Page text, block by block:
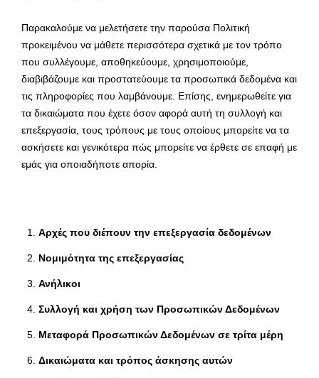
Παρακαλούμε να μελετήσετε την παρούσα Πολιτική
προκειμένου να μάθετε περισσότερα σχετικά με τον τρόπο
που συλλέγουμε, αποθηκεύουμε, χρησιμοποιούμε,
διαβιβάζουμε και προστατεύουμε τα προσωπικά δεδομένα και
τις πληροφορίες που λαμβάνουμε. Επίσης, ενημερωθείτε για
τα δικαιώματα που έχετε όσον αφορά αυτή τη συλλογή και
επεξεργασία, τους τρόπους με τους οποίους μπορείτε να τα
ασκήσετε και γενικότερα πώς μπορείτε να έρθετε σε επαφή με
εμάς για οποιαδήποτε απορία.
Αρχές που διέπουν την επεξεργασία δεδομένων
Νομιμότητα της επεξεργασίας
Ανήλικοι
Συλλογή και χρήση των Προσωπικών Δεδομένων
Μεταφορά Προσωπικών Δεδομένων σε τρίτα μέρη
Δικαιώματα και τρόπος άσκησης αυτών